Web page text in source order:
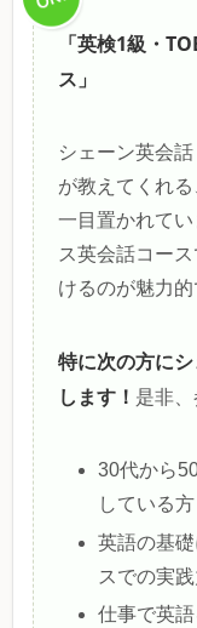
「英検1級・
ス」
シェーン英会
が教えてくれ
一目置かれて
ス英会話コー
けるのが魅力的
特に次の方に
します！ 是非、
30代から
している方
英語の基
スでの実
仕事で英